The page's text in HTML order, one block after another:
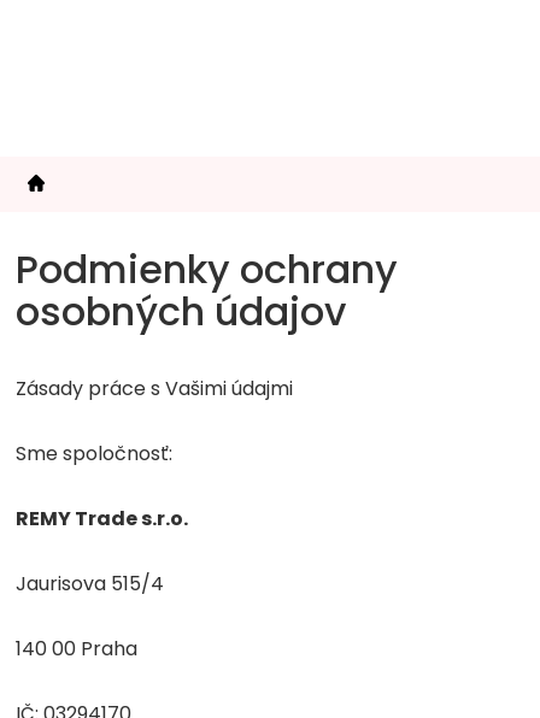
Podmienky ochrany
osobných údajov
Zásady práce s Vašimi údajmi
Sme spoločnosť:
REMY Trade s.r.o.
Jaurisova 515/4
140 00 Praha